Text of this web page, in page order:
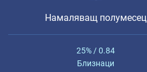
Намаляващ полумесец
25% / 0.84
Близнаци